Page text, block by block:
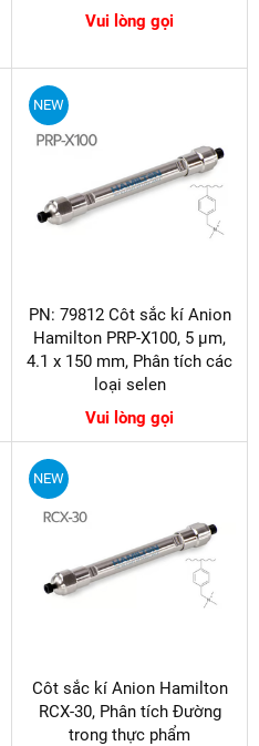
Vui lòng gọi
NEW
PN: 79812 Côt sắc kí Anion
Hamilton PRP-X100, 5 µm,
4.1 x 150 mm, Phân tích các
loại selen
Vui lòng gọi
NEW
Côt sắc kí Anion Hamilton
RCX-30, Phân tích Đường
trong thực phẩm